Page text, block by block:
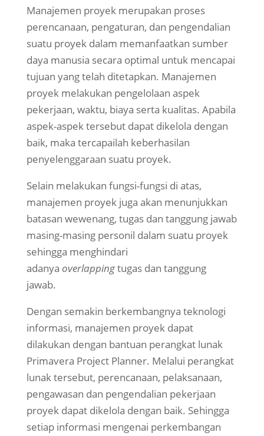
Manajemen proyek merupakan proses
perencanaan, pengaturan, dan pengendalian
suatu proyek dalam memanfaatkan sumber
daya manusia secara optimal untuk mencapai
tujuan yang telah ditetapkan. Manajemen
proyek melakukan pengelolaan aspek
pekerjaan, waktu, biaya serta kualitas. Apabila
aspek-aspek tersebut dapat dikelola dengan
baik, maka tercapailah keberhasilan
penyelenggaraan suatu proyek.
Selain melakukan fungsi-fungsi di atas,
manajemen proyek juga akan menunjukkan
batasan wewenang, tugas dan tanggung jawab
masing-masing personil dalam suatu proyek
sehingga menghindari
adanya overlappingtugas dan tanggung
jawab.
Dengan semakin berkembangnya teknologi
informasi, manajemen proyek dapat
dilakukan dengan bantuan perangkat lunak
Primavera Project Planner. Melalui perangkat
lunak tersebut, perencanaan, pelaksanaan,
pengawasan dan pengendalian pekerjaan
proyek dapat dikelola dengan baik. Sehingga
setiap informasi mengenai perkembangan